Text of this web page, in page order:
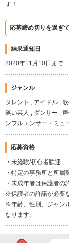
す！
応募締め切りを過ぎ
結果通知日
2020年11月10日まで
ジャンル
タレント , アイドル ,
笑い芸人 , ダンサー ,
ンフルエンサー・ミュ
応募資格
・未経験/初心者歓迎
・特定の事務所と所属
・未成年者は保護者の
※保護者の許諾が必要
※年齢、性別、ジャン
なります。